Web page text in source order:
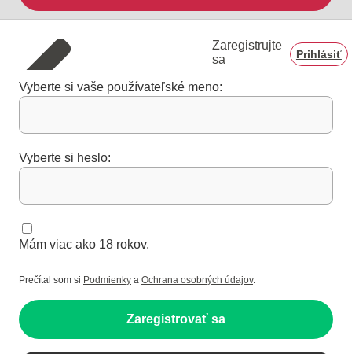
Zaregistrujte
sa
Prihlásiť
Vyberte si vaše používateľské meno:
Vyberte si heslo:
Mám viac ako 18 rokov.
Prečítal som si Podmienky a Ochrana osobných údajov.
Zaregistrovať sa